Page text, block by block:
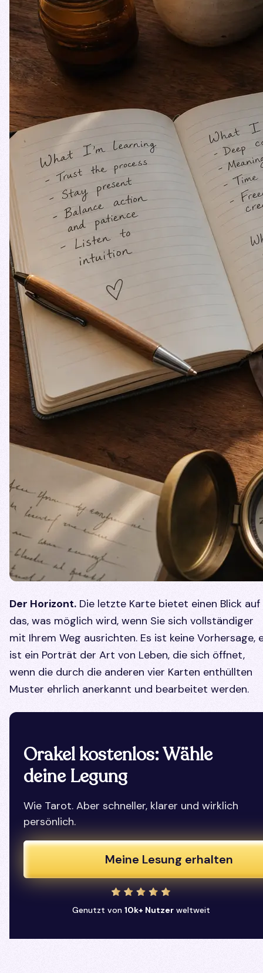
Der Horizont. Die letzte Karte bietet einen Blick auf
das, was möglich wird, wenn Sie sich vollständiger
mit Ihrem Weg ausrichten. Es ist keine Vorhersage,
ist ein Porträt der Art von Leben, die sich öffnet,
wenn die durch die anderen vier Karten enthüllten
Muster ehrlich anerkannt und bearbeitet werden.
Orakel kostenlos: Wähle
deine Legung
Wie Tarot. Aber schneller, klarer und wirklich
persönlich.
Meine Lesung erhalten
Genutzt von 10k+ Nutzer weltweit